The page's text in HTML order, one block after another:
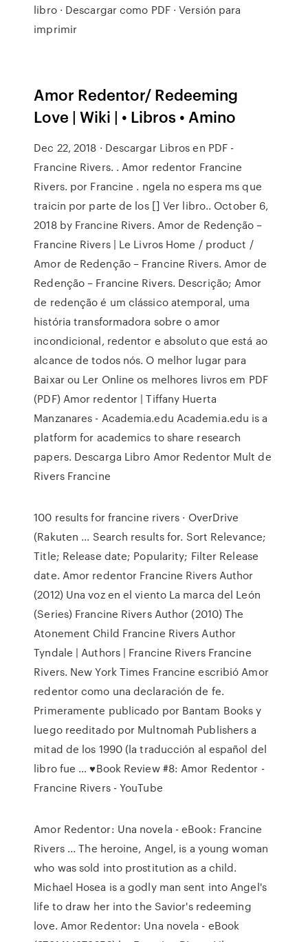
libro · Descargar como PDF · Versión para
imprimir
Amor Redentor/ Redeeming
Love | Wiki | • Libros • Amino
Dec 22, 2018 · Descargar Libros en PDF -
Francine Rivers. . Amor redentor Francine
Rivers. por Francine . ngela no espera ms que
traicin por parte de los [] Ver libro.. October 6,
2018 by Francine Rivers. Amor de Redenção –
Francine Rivers | Le Livros Home / product /
Amor de Redenção – Francine Rivers. Amor de
Redenção – Francine Rivers. Descrição; Amor
de redenção é um clássico atemporal, uma
história transformadora sobre o amor
incondicional, redentor e absoluto que está ao
alcance de todos nós. O melhor lugar para
Baixar ou Ler Online os melhores livros em PDF
(PDF) Amor redentor | Tiffany Huerta
Manzanares - Academia.edu Academia.edu is a
platform for academics to share research
papers. Descarga Libro Amor Redentor Mult de
Rivers Francine
100 results for francine rivers · OverDrive
(Rakuten ... Search results for. Sort Relevance;
Title; Release date; Popularity; Filter Release
date. Amor redentor Francine Rivers Author
(2012) Una voz en el viento La marca del León
(Series) Francine Rivers Author (2010) The
Atonement Child Francine Rivers Author
Tyndale | Authors | Francine Rivers Francine
Rivers. New York Times Francine escribió Amor
redentor como una declaración de fe.
Primeramente publicado por Bantam Books y
luego reeditado por Multnomah Publishers a
mitad de los 1990 (la traducción al español del
libro fue … ♥Book Review #8: Amor Redentor -
Francine Rivers - YouTube
Amor Redentor: Una novela - eBook: Francine
Rivers ... The heroine, Angel, is a young woman
who was sold into prostitution as a child.
Michael Hosea is a godly man sent into Angel's
life to draw her into the Savior's redeeming
love. Amor Redentor: Una novela - eBook